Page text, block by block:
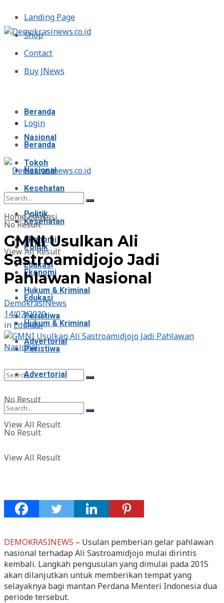
Landing Page
Shop
Contact
Buy JNews
Login
Beranda
Nasional
Tokoh
Kesehatan
Politik
Ekonomi
Edukasi
Hukum & Kriminal
Peristiwa
Advertorial
No Result
View All Result
Beranda
Nasional
Tokoh
Kesehatan
Politik
Ekonomi
Edukasi
Hukum & Kriminal
Peristiwa
Advertorial
No Result
View All Result
No Result
View All Result
HomeEdukasi
GMNI Usulkan Ali
Sastroamidjojo Jadi
Pahlawan Nasional
DemokrasiNews
14/07/2020
in Edukasi
DEMOKRASINEWS – Usulan pemberian gelar pahlawan
nasional terhadap Ali Sastroamidjojo mulai dirintis
kembali. Langkah pengusulan yang dimulai pada 2015
akan dilanjutkan untuk memberikan tempat yang
selayaknya bagi mantan Perdana Menteri Indonesia dua
periode tersebut.